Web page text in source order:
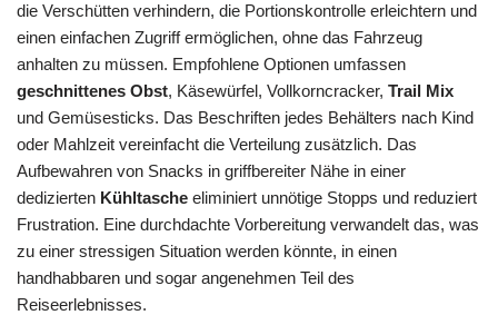
die Verschütten verhindern, die Portionskontrolle erleichtern und
einen einfachen Zugriff ermöglichen, ohne das Fahrzeug
anhalten zu müssen. Empfohlene Optionen umfassen
geschnittenes Obst, Käsewürfel, Vollkorncracker, Trail Mix
und Gemüsesticks. Das Beschriften jedes Behälters nach Kind
oder Mahlzeit vereinfacht die Verteilung zusätzlich. Das
Aufbewahren von Snacks in griffbereiter Nähe in einer
dedizierten Kühltasche eliminiert unnötige Stopps und reduziert
Frustration. Eine durchdachte Vorbereitung verwandelt das, was
zu einer stressigen Situation werden könnte, in einen
handhabbaren und sogar angenehmen Teil des
Reiseerlebnisses.